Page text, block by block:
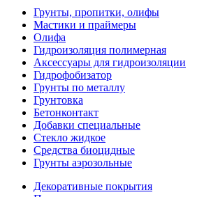
Грунты, пропитки, олифы
Мастики и праймеры
Олифа
Гидроизоляция полимерная
Аксессуары для гидроизоляции
Гидрофобизатор
Грунты по металлу
Грунтовка
Бетонконтакт
Добавки специальные
Стекло жидкое
Средства биоцидные
Грунты аэрозольные
Декоративные покрытия